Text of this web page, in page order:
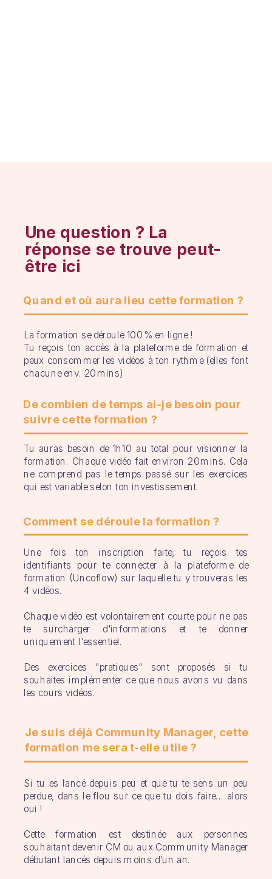
Une fois ton inscription faite, tu reçois tes
identifiants pour te connecter à la plateforme de
formation (Uncoflow) sur laquelle tu y trouveras les
4 vidéos.
Chaque vidéo est volontairement courte pour ne pas
te surcharger d'informations et te donner
uniquement l'essentiel.
Des exercices "pratiques" sont proposés si tu
souhaites implémenter ce que nous avons vu dans
les cours vidéos.
Comment se déroule la formation ?
La formation se déroule 100% en ligne !
Tu reçois ton accès à la plateforme de formation et
peux consommer les vidéos à ton rythme (elles font
chacune env. 20mins)
Quand et où aura lieu cette formation ?
Une question ? La
réponse se trouve peut-
être ici
Si tu es lancé depuis peu et que tu te sens un peu
perdue, dans le flou sur ce que tu dois faire... alors
oui !
Cette formation est destinée aux personnes
souhaitant devenir CM ou aux Community Manager
débutant lancés depuis moins d'un an.
Je suis déjà Community Manager, cette
formation me sera t-elle utile ?
Tu auras besoin de 1h10 au total pour visionner la
formation. Chaque vidéo fait environ 20mins. Cela
ne comprend pas le temps passé sur les exercices
qui est variable selon ton investissement.
De combien de temps ai-je besoin pour
suivre cette formation ?